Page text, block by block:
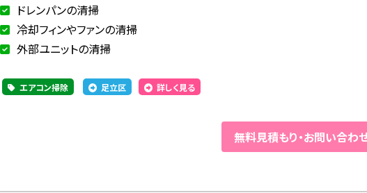
ドレンパンの清掃
冷却フィンやファンの清掃
外部ユニットの清掃
エアコン掃除 足立区 詳しく見る
無料見積もり・お問い合わ